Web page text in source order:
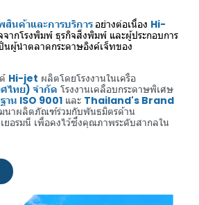
นค้าและการบริการ อย่างต่อเนื่อง Hi-
จากโรงพิมพ์ ธุรกิจสิ่งพิมพ์ และผู้ประกอบการ
นผู้นำตลาดกระดาษอิงค์เจ็ทของ
Hi-jet ผลิตโดยโรงงานในเครือ
ไทย) จำกัด โรงงานเคลือบกระดาษพิเศษ
าน ISO 9001 และ Thailand's Brand
นาผลิตภัณฑ์ร่วมกับพันธมิตรด้าน
ยอรมนี เพื่อคงไว้ซึ่งคุณภาพระดับสากลใน